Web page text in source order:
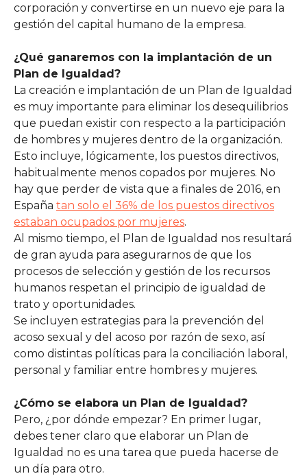
corporación y convertirse en un nuevo eje para la
gestión del capital humano de la empresa.
¿Qué ganaremos con la implantación de un
Plan de Igualdad?
La creación e implantación de un Plan de Igualdad
es muy importante para eliminar los desequilibrios
que puedan existir con respecto a la participación
de hombres y mujeres dentro de la organización.
Esto incluye, lógicamente, los puestos directivos,
habitualmente menos copados por mujeres. No
hay que perder de vista que a finales de 2016, en
España tan solo el 36% de los puestos directivos
estaban ocupados por mujeres.
Al mismo tiempo, el Plan de Igualdad nos resultará
de gran ayuda para asegurarnos de que los
procesos de selección y gestión de los recursos
humanos respetan el principio de igualdad de
trato y oportunidades.
Se incluyen estrategias para la prevención del
acoso sexual y del acoso por razón de sexo, así
como distintas políticas para la conciliación laboral,
personal y familiar entre hombres y mujeres.
¿Cómo se elabora un Plan de Igualdad?
Pero, ¿por dónde empezar? En primer lugar,
debes tener claro que elaborar un Plan de
Igualdad no es una tarea que pueda hacerse de
un día para otro.